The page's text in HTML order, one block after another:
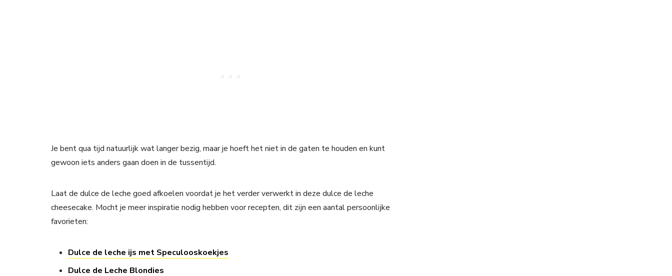
Je bent qua tijd natuurlijk wat langer bezig, maar je hoeft het niet in de gaten te houden en kunt
gewoon iets anders gaan doen in de tussentijd.
Laat de dulce de leche goed afkoelen voordat je het verder verwerkt in deze dulce de leche
cheesecake. Mocht je meer inspiratie nodig hebben voor recepten, dit zijn een aantal persoonlijke
favorieten:
Dulce de leche ijs met Speculooskoekjes
Dulce de Leche Blondies